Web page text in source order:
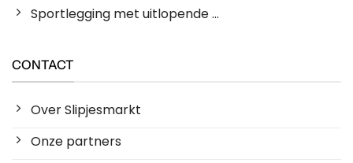
Sportlegging met uitlopende ...
CONTACT
Over Slipjesmarkt
Onze partners